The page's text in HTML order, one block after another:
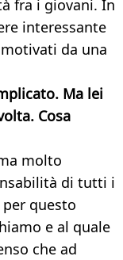
fra i giovani. In
interessante
da una
Ma lei
Cosa
molto
di tutti i
questo
e al quale
che ad